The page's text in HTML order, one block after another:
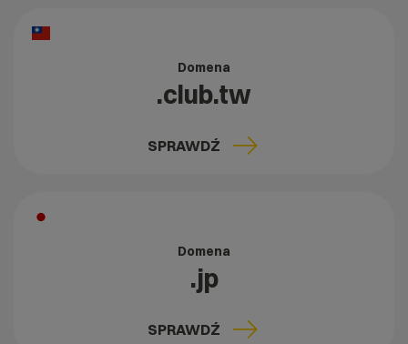
Domena
.club.tw
SPRAWDŹ
Domena
.jp
SPRAWDŹ